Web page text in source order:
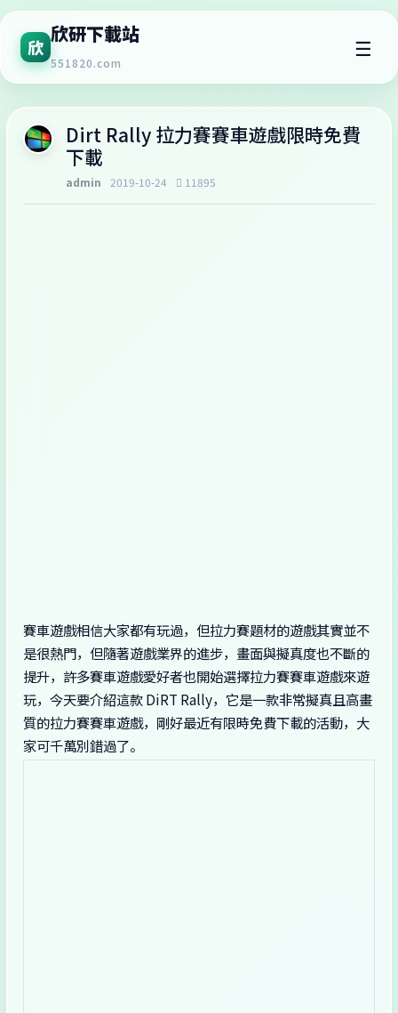
欣
欣研下載站
551820.com
☰
Dirt Rally 拉力賽賽車遊戲限時免費
下載
admin 2019-10-24 11895
賽車遊戲相信大家都有玩過，但拉力賽題材的遊戲其實並不
是很熱門，但隨著遊戲業界的進步，畫面與擬真度也不斷的
提升，許多賽車遊戲愛好者也開始選擇拉力賽賽車遊戲來遊
玩，今天要介紹這款 DiRT Rally，它是一款非常擬真且高畫
質的拉力賽賽車遊戲，剛好最近有限時免費下載的活動，大
家可千萬別錯過了。